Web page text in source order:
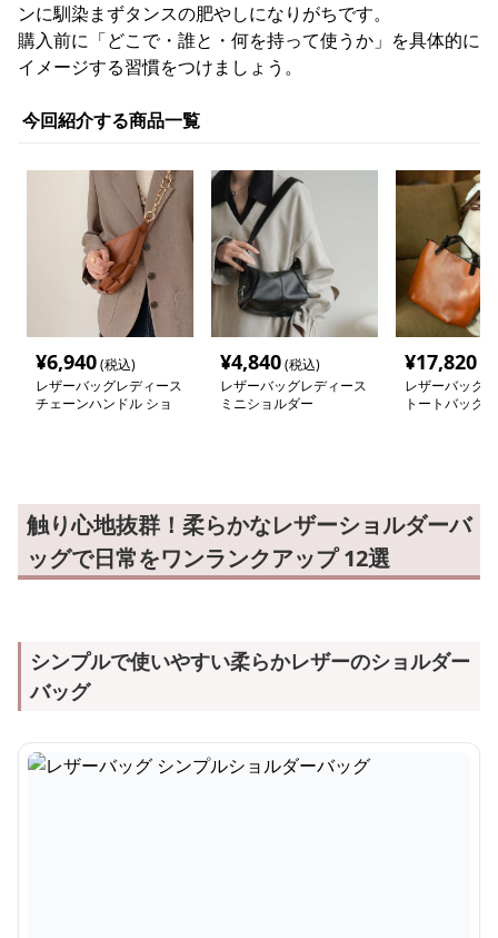
ンに馴染まずタンスの肥やしになりがちです。
購入前に「どこで・誰と・何を持って使うか」を具体的に
イメージする習慣をつけましょう。
今回紹介する商品一覧
¥6,940(税込)
レザーバッグレディース
チェーンハンドル ショ
¥4,840(税込)
レザーバッグレディース
ミニショルダー
¥17,820
レザーバッグ
トートバッグ
触り心地抜群！柔らかなレザーショルダーバ
ッグで日常をワンランクアップ 12選
シンプルで使いやすい柔らかレザーのショルダー
バッグ